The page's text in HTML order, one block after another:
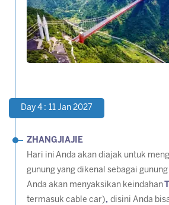
Day 4 : 11 Jan 2027
ZHANGJIAJIE
Hari ini Anda akan diajak untuk
gunung yang dikenal sebagai
Anda akan menyaksikan keindahan
termasuk cable car), disini Anda